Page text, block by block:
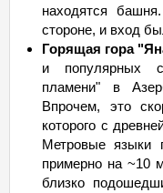
находятся
стороне, и вход
Горящая гора
и популярных
пламени" в
Впрочем, это
которого с
Метровые языки
примерно на ~10
близко